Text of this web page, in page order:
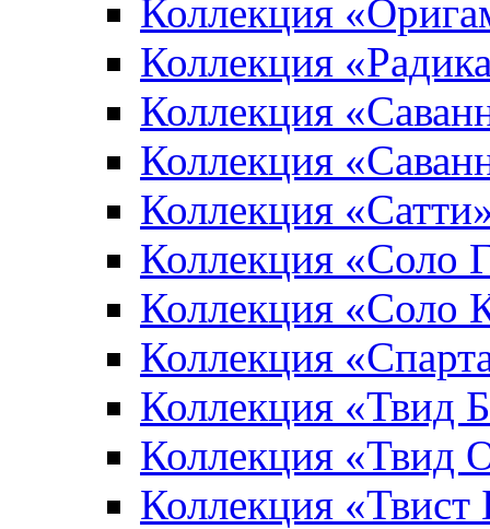
Коллекция
Коллекция
Коллекция
Коллекция
Коллекция
Коллекция «Соло
Коллекция «Соло
Коллекция
Коллекция «Твид
Коллекция «Твид
Коллекция